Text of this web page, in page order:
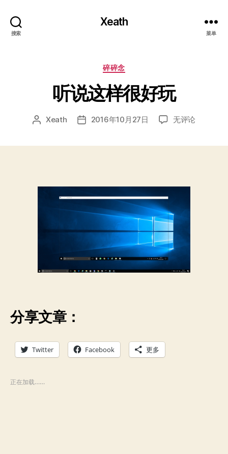
搜索
Xeath
菜单
分
碎碎念
听说这样很好玩
文 Xeath
发 2016年10月27日
听
玩
无评论
分享文章：
Twitter Facebook 更多
正在加载……